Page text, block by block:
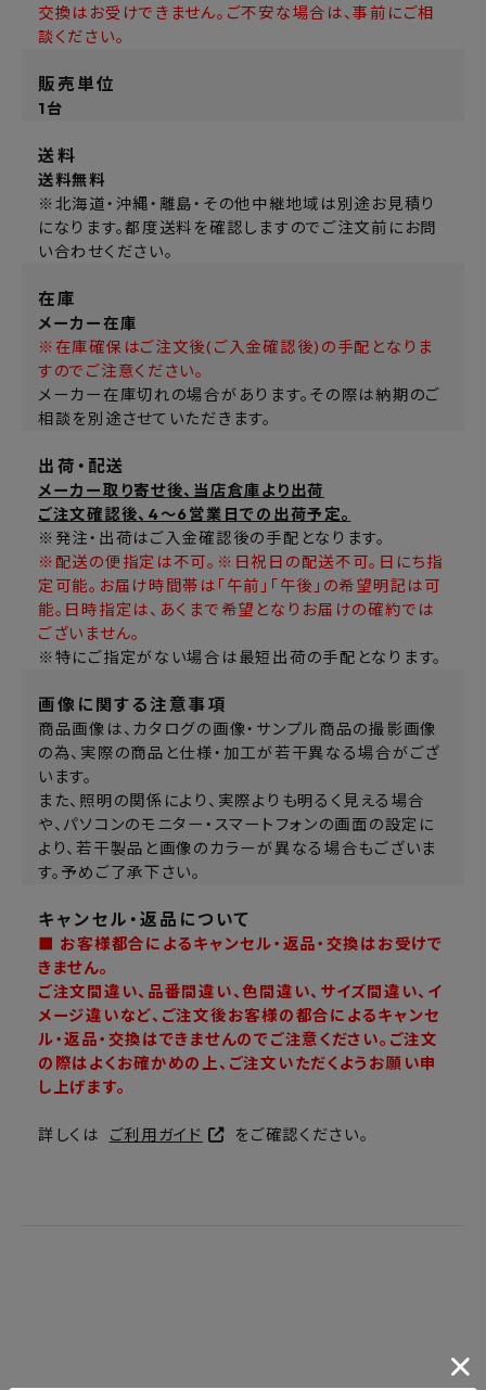
交換はお受けできません。ご不安な場合は、事前にご相
談ください。
販売単位
1台
送料
送料無料
※北海道・沖縄・離島・その他中継地域は別途お見積り
になります。都度送料を確認しますのでご注文前にお問
い合わせください。
在庫
メーカー在庫
※在庫確保はご注文後(ご入金確認後)の手配となりま
すのでご注意ください。
メーカー在庫切れの場合があります。その際は納期のご
相談を別途させていただきます。
出荷・配送
メーカー取り寄せ後、当店倉庫より出荷
ご注文確認後、4～6営業日での出荷予定。
※発注・出荷はご入金確認後の手配となります。
※配送の便指定は不可。※日祝日の配送不可。日にち指
定可能。お届け時間帯は「午前」「午後」の希望明記は可
能。日時指定は、あくまで希望となりお届けの確約では
ございません。
※特にご指定がない場合は最短出荷の手配となります。
画像に関する注意事項
商品画像は、カタログの画像・サンプル商品の撮影画像
の為、実際の商品と仕様・加工が若干異なる場合がござ
います。
また、照明の関係により、実際よりも明るく見える場合
や、パソコンのモニター・スマートフォンの画面の設定に
より、若干製品と画像のカラーが異なる場合もございま
す。予めご了承下さい。
キャンセル・返品について
■ お客様都合によるキャンセル・返品・交換はお受けで
きません。
ご注文間違い、品番間違い、色間違い、サイズ間違い、イ
メージ違いなど、ご注文後お客様の都合によるキャンセ
ル・返品・交換はできませんのでご注意ください。ご注文
の際はよくお確かめの上、ご注文いただくようお願い申
し上げます。
詳しくは ご利用ガイド をご確認ください。